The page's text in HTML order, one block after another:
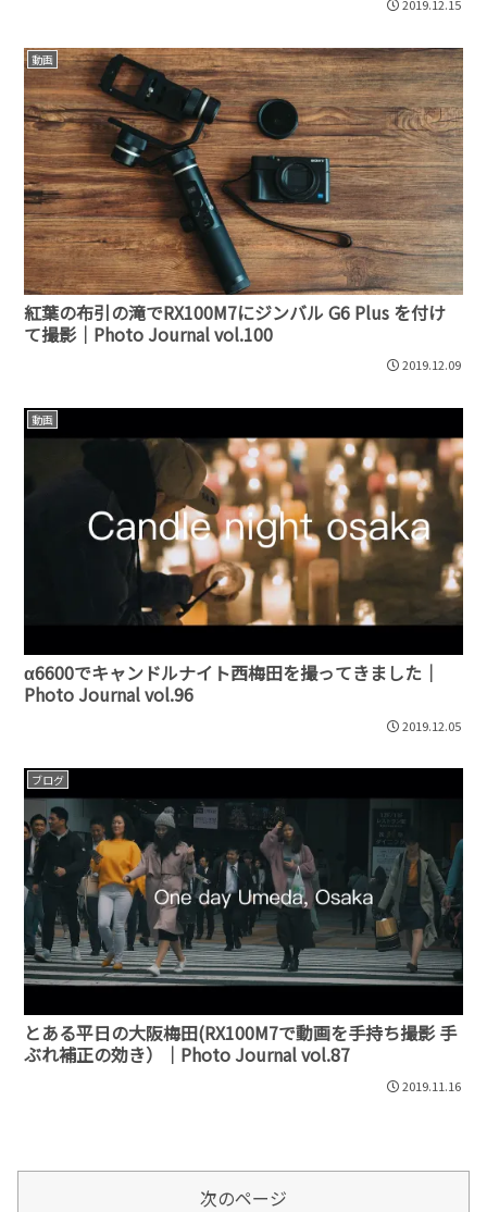
2019.12.15
動画
紅葉の布引の滝でRX100M7にジンバル G6 Plus を付け
て撮影｜Photo Journal vol.100
2019.12.09
動画
α6600でキャンドルナイト西梅田を撮ってきました｜
Photo Journal vol.96
2019.12.05
ブログ
とある平日の大阪梅田(RX100M7で動画を手持ち撮影 手
ぶれ補正の効き）｜Photo Journal vol.87
2019.11.16
次のページ